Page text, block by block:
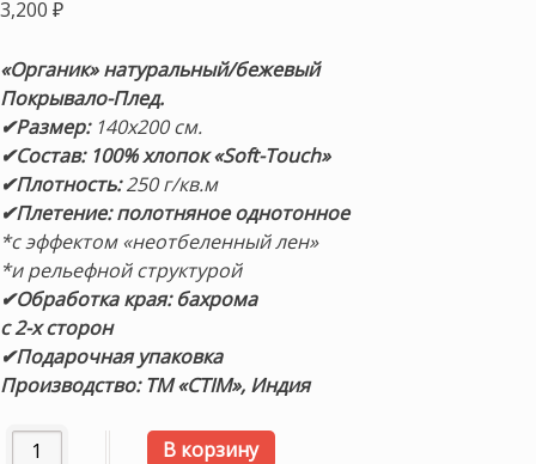
5.00из 5 на
основе
пользователя
3,200 ₽
«Органик» натуральный/бежевый
Покрывало-Плед.
✔Размер:140х200 см.
✔Состав: 100% хлопок «Soft-Touch»
✔Плотность:250 г/кв.м
✔Плетение: полотняное однотонное
*с эффектом «неотбеленный лен»
*и рельефной структурой
✔Обработка края: бахрома
с 2-х сторон
✔Подарочная упаковка
Производство: ТМ «CTIM», Индия
Количество товара «Органик» (натуральный/
В корзину